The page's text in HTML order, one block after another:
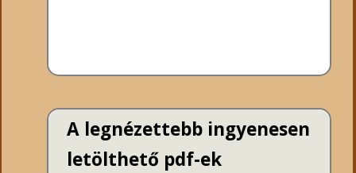
A legnézettebb ingyenesen
letölthető pdf-ek